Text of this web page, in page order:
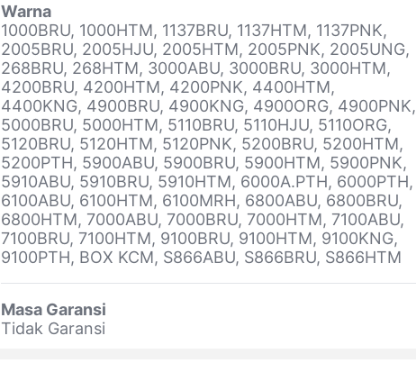
Warna
1000BRU, 1000HTM, 1137BRU, 1137HTM, 1137PNK,
2005BRU, 2005HJU, 2005HTM, 2005PNK, 2005UNG,
268BRU, 268HTM, 3000ABU, 3000BRU, 3000HTM,
4200BRU, 4200HTM, 4200PNK, 4400HTM,
4400KNG, 4900BRU, 4900KNG, 4900ORG, 4900PNK,
5000BRU, 5000HTM, 5110BRU, 5110HJU, 5110ORG,
5120BRU, 5120HTM, 5120PNK, 5200BRU, 5200HTM,
5200PTH, 5900ABU, 5900BRU, 5900HTM, 5900PNK,
5910ABU, 5910BRU, 5910HTM, 6000A.PTH, 6000PTH,
6100ABU, 6100HTM, 6100MRH, 6800ABU, 6800BRU,
6800HTM, 7000ABU, 7000BRU, 7000HTM, 7100ABU,
7100BRU, 7100HTM, 9100BRU, 9100HTM, 9100KNG,
9100PTH, BOX KCM, S866ABU, S866BRU, S866HTM
Masa Garansi
Tidak Garansi